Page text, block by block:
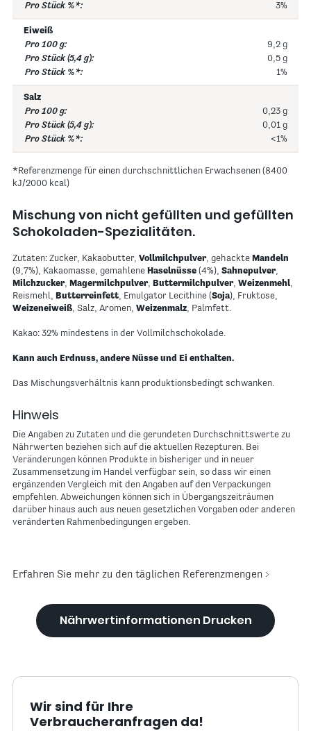
3%
Eiweiß
9,2 g
0,5 g
1%
Salz
0,23 g
0,01 g
<1%
*Referenzmenge für einen durchschnittlichen Erwachsenen (8400
kJ/2000 kcal)
Mischung von nicht gefüllten und gefüllten
Schokoladen-Spezialitäten.
Zutaten: Zucker, Kakaobutter, Vollmilchpulver, gehackte Mandeln
(9,7%), Kakaomasse, gemahlene Haselnüsse (4%), Sahnepulver,
Milchzucker, Magermilchpulver, Buttermilchpulver, Weizenmehl,
Reismehl, Butterreinfett, Emulgator Lecithine (Soja), Fruktose,
Weizeneiweiß, Salz, Aromen, Weizenmalz, Palmfett.
Kakao: 32% mindestens in der Vollmilchschokolade.
Kann auch Erdnuss, andere Nüsse und Ei enthalten.
Das Mischungsverhältnis kann produktionsbedingt schwanken.
Hinweis
Die Angaben zu Zutaten und die gerundeten Durchschnittswerte zu
Nährwerten beziehen sich auf die aktuellen Rezepturen. Bei
Veränderungen können Produkte in bisheriger und in neuer
Zusammensetzung im Handel verfügbar sein, so dass wir einen
ergänzenden Vergleich mit den Angaben auf den Verpackungen
empfehlen. Abweichungen können sich in Übergangszeiträumen
darüber hinaus auch aus neuen gesetzlichen Vorgaben oder anderen
veränderten Rahmenbedingungen ergeben.
Erfahren Sie mehr zu den täglichen Referenzmengen
Nährwertinformationen Drucken
Wir sind für Ihre
Verbraucheranfragen da!